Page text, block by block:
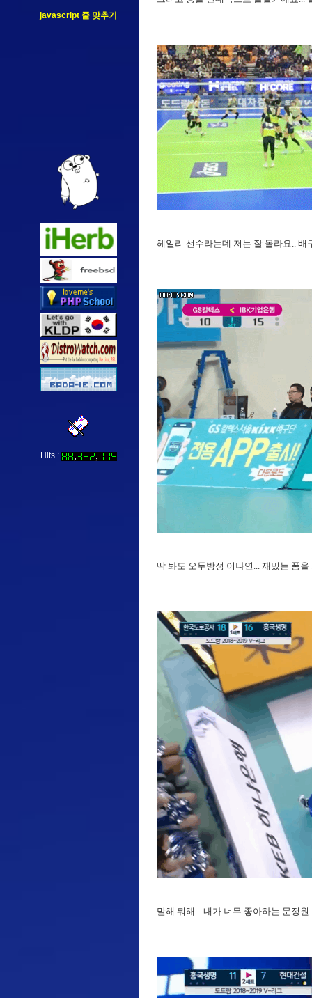
javascript 줄 맞추기
Hits :
헤일리 선수라는데 저는 잘 몰라요..
딱 봐도 오두방정 이나연... 재밌는 폼
말해 뭐해... 내가 너무 좋아하는 문정원